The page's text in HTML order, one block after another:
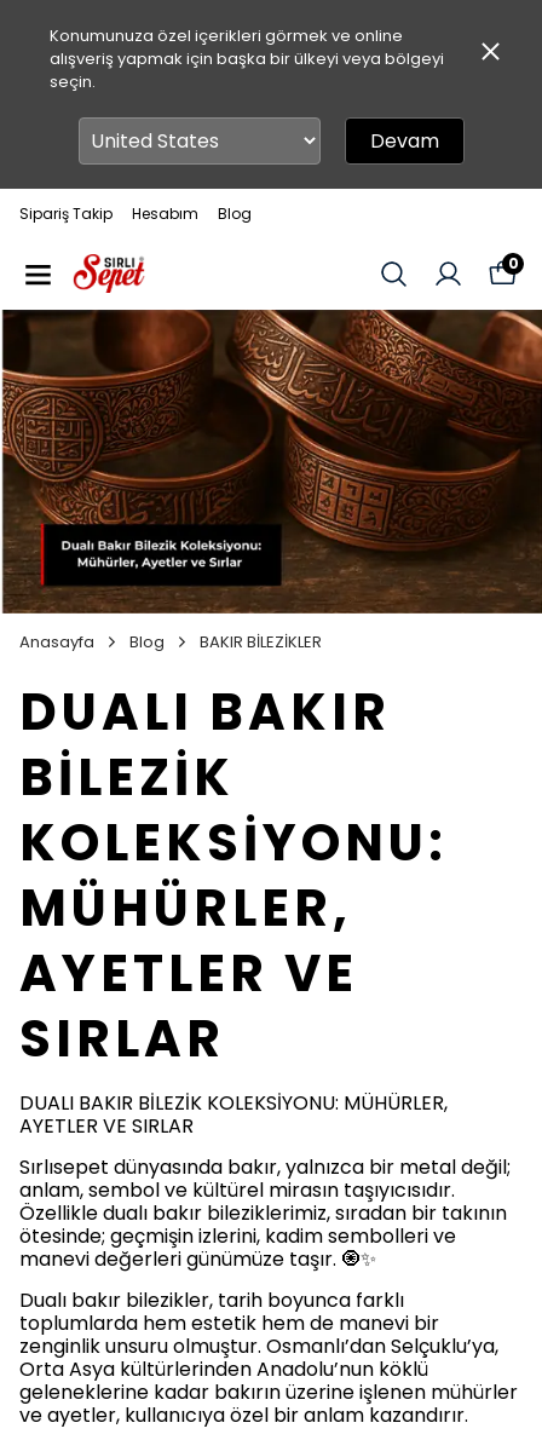
Konumunuza özel içerikleri görmek ve online
alışveriş yapmak için başka bir ülkeyi veya bölgeyi
seçin.
Devam
Sipariş Takip Hesabım Blog
0
Anasayfa Blog BAKIR BİLEZİKLER
DUALI BAKIR
BİLEZİK
KOLEKSİYONU:
MÜHÜRLER,
AYETLER VE
SIRLAR
DUALI BAKIR BİLEZİK KOLEKSİYONU: MÜHÜRLER,
AYETLER VE SIRLAR
Sırlısepet dünyasında bakır, yalnızca bir metal değil;
anlam, sembol ve kültürel mirasın taşıyıcısıdır.
Özellikle dualı bakır bileziklerimiz, sıradan bir takının
ötesinde; geçmişin izlerini, kadim sembolleri ve
manevi değerleri günümüze taşır. 🧿✨
Dualı bakır bilezikler, tarih boyunca farklı
toplumlarda hem estetik hem de manevi bir
zenginlik unsuru olmuştur. Osmanlı’dan Selçuklu’ya,
Orta Asya kültürlerinden Anadolu’nun köklü
geleneklerine kadar bakırın üzerine işlenen mühürler
ve ayetler, kullanıcıya özel bir anlam kazandırır.